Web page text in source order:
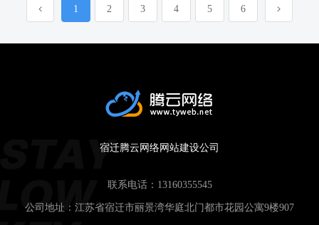
单好用的library，框架适合小型应用.
1 2 3 4 5 6
宿迁腾云网络网站建设公司
联系电话： 13160355545
公司地址：江苏省宿迁市丽景湾华庭北门都市花园公寓9楼907